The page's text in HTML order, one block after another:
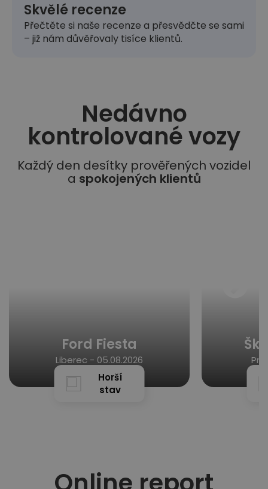
Skvělé recenze
Přečtěte si naše recenze a přesvědčte se sami
– již nám důvěřovaly tisíce klientů.
Nedávno
kontrolované vozy​
Každý den desítky prověřených vozidel
a spokojených klientů
Ford Fiesta
Liberec - 05.08.2026
Horší
stav